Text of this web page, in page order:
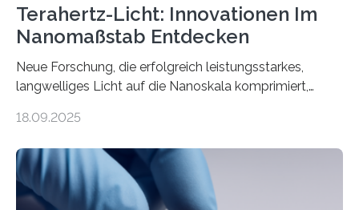
Terahertz-Licht: Innovationen Im
Nanomaßstab Entdecken
Neue Forschung, die erfolgreich leistungsstarkes,
langwelliges Licht auf die Nanoskala komprimiert,
optoelektronischen Geräten ermöglichen, geleitet von
Forschung, die erfolgreich leistungsstarkes,
langwelliges Licht auf die Nanoskala komprimiert,
könnte Fortschritte in der Terahertz-Optik und bei
18.09.2025